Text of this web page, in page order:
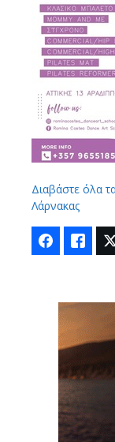
Διαβάστε όλα
Λάρνακας
FacebookLike